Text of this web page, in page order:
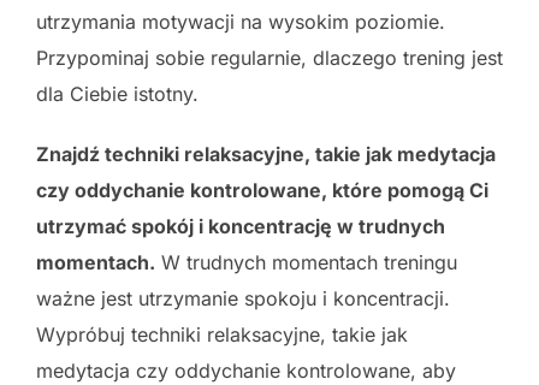
utrzymania motywacji na wysokim poziomie.
Przypominaj sobie regularnie, dlaczego trening jest
dla Ciebie istotny.
Znajdź techniki relaksacyjne, takie jak medytacja
czy oddychanie kontrolowane, które pomogą Ci
utrzymać spokój i koncentrację w trudnych
momentach. W trudnych momentach treningu
ważne jest utrzymanie spokoju i koncentracji.
Wypróbuj techniki relaksacyjne, takie jak
medytacja czy oddychanie kontrolowane, aby